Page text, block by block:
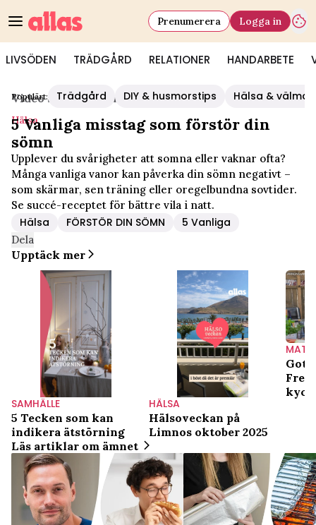
LIVSÖDEN TRÄDGÅRD RELATIONER HANDARBETE
Prenumerera Logga in
Populärt: Trädgård DIY & husmorstips Hälsa &
Video Start/Hälsa
Hälsa
5 Vanliga misstag som förstör din
sömn
Upplever du svårigheter att somna eller vaknar ofta?
Många vanliga vanor kan påverka din sömn negativt –
som skärmar, sen träning eller oregelbundna sovtider.
Se succé-receptet för bättre vila i natt.
Hälsa FÖRSTÖR DIN SÖMN 5 Vanliga
Dela
Upptäck mer
SAMHÄLLE
5 Tecken som kan
indikera ätstörning
HÄLSA
Hälsoveckan på
Limnos oktober 2025
MAT
Gott
Läs artiklar om ämnet